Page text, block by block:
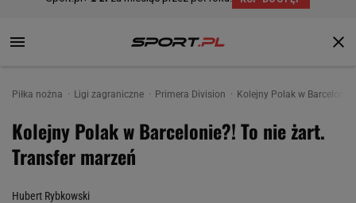
Piłka nożna Ligi zagraniczne Primera Division Kolejny Polak w
Kolejny Polak w Barcelonie?! To nie żart.
Transfer marzeń
Hubert Rybkowski